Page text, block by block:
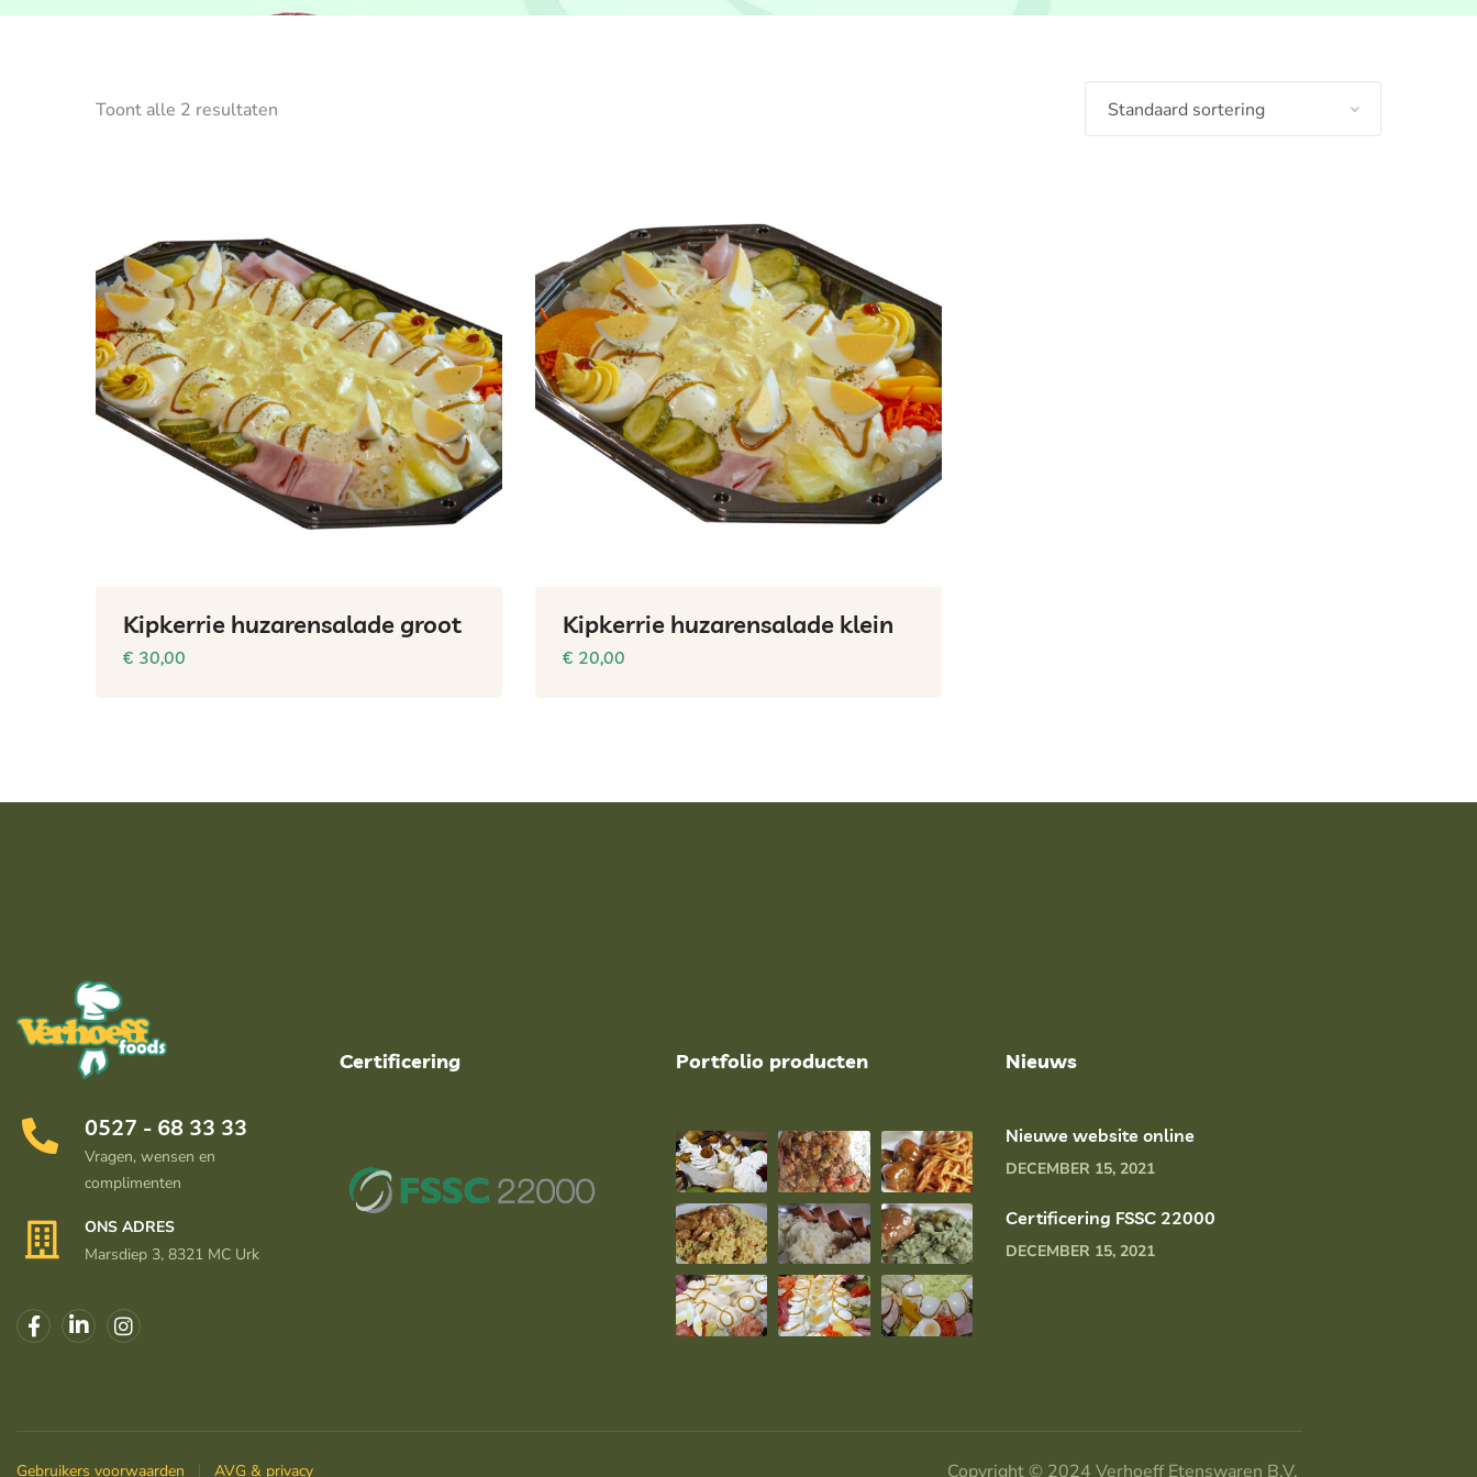
Toont alle 2 resultaten
Kipkerrie huzarensalade groot
€ 30,00
Kipkerrie huzarensalade klein
€ 20,00
0527 - 68 33 33
Vragen, wensen en
complimenten
ONS ADRES
Marsdiep 3, 8321 MC Urk
Certificering Portfolio producten Nieuws
Nieuwe website online
DECEMBER 15, 2021
Certificering FSSC 22000
DECEMBER 15, 2021
Gebruikers voorwaarden AVG & privacy Copyright © 2024 Verhoeff Etenswaren B.V.